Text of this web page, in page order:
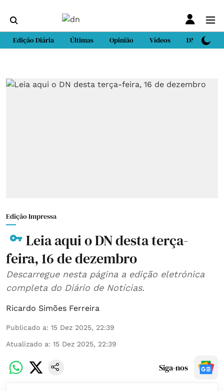
Edição Diária Últimas Opinião Vídeos DN Sport
Edição Impressa
Leia aqui o DN desta terça-
feira, 16 de dezembro
Descarregue nesta página a edição eletrónica
completa do Diário de Notícias.
Ricardo Simões Ferreira
Publicado a: 15 Dez 2025, 22:39
Atualizado a: 15 Dez 2025, 22:39
Siga-nos